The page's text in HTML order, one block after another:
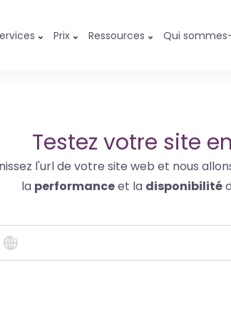
Prix Ressources Qui
Testez votre site
l'url de votre site web et nous
la performanceet la disponibilité